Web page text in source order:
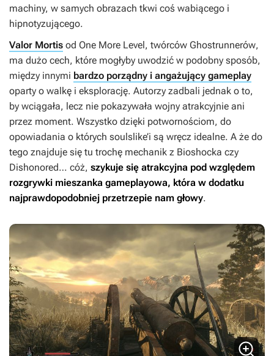
machiny, w samych obrazach tkwi coś wabiącego i
hipnotyzującego.
Valor Mortis od One More Level, twórców Ghostrunnerów,
ma dużo cech, które mogłyby uwodzić w podobny sposób,
między innymi bardzo porządny i angażujący gameplay
oparty o walkę i eksplorację. Autorzy zadbali jednak o to,
by wciągała, lecz nie pokazywała wojny atrakcyjnie ani
przez moment. Wszystko dzięki potwornościom, do
opowiadania o których soulslike’i są wręcz idealne. A że do
tego znajduje się tu trochę mechanik z Bioshocka czy
Dishonored… cóż, szykuje się atrakcyjna pod względem
rozgrywki mieszanka gameplayowa, która w dodatku
najprawdopodobniej przetrzepie nam głowy.